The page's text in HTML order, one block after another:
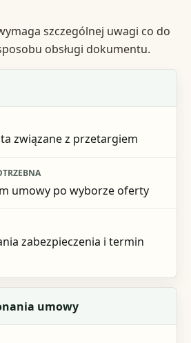
szczególnej uwagi co do
obsługi dokumentu.
związane z przetargiem
umowy po wyborze oferty
zabezpieczenia i termin
umowy